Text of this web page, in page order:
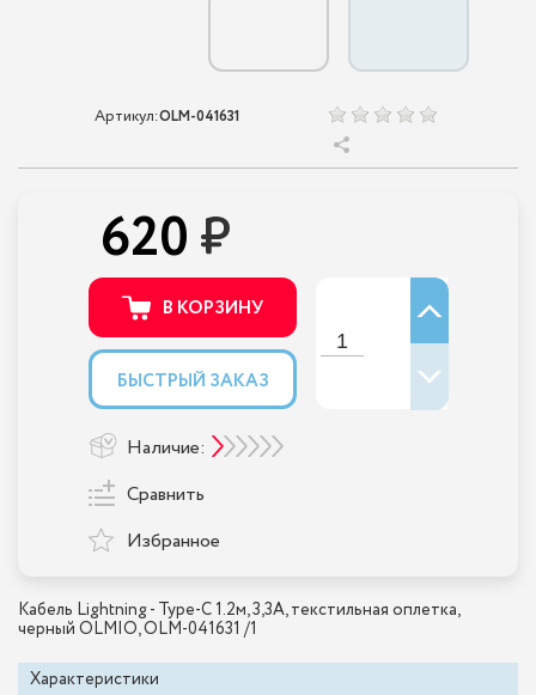
Артикул:OLM-041631
Кабель Lightning - Type-С 1.2м, 3,3A, текстильная оплетка,
черный OLMIO, OLM-041631 /1
Характеристики
620
В КОРЗИНУ
БЫСТРЫЙ ЗАКАЗ
Наличие:
Сравнить
Избранное